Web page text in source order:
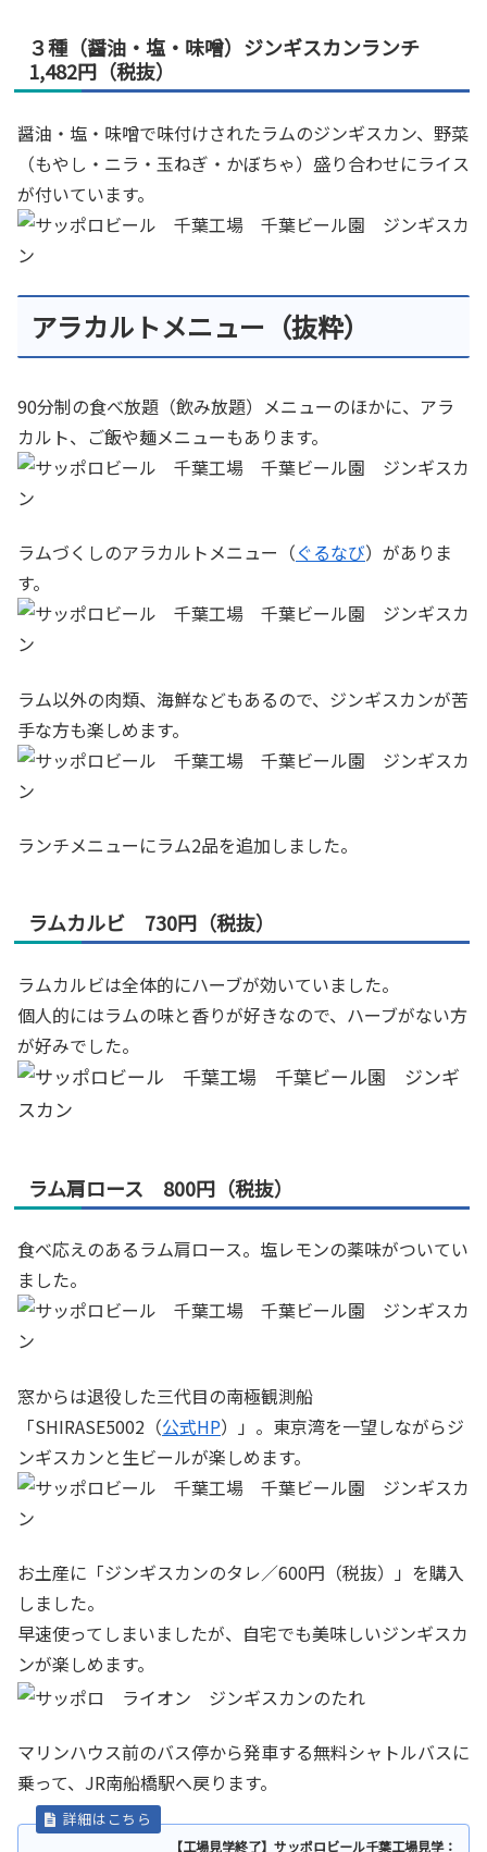
３種（醤油・塩・味噌）ジンギスカンランチ
1,482円（税抜）
醤油・塩・味噌で味付けされたラムのジンギスカン、野菜
（もやし・ニラ・玉ねぎ・かぼちゃ）盛り合わせにライス
が付いています。
アラカルトメニュー（抜粋）
90分制の食べ放題（飲み放題）メニューのほかに、アラ
カルト、ご飯や麺メニューもあります。
ラムづくしのアラカルトメニュー（ぐるなび）がありま
す。
ラム以外の肉類、海鮮などもあるので、ジンギスカンが苦
手な方も楽しめます。
ランチメニューにラム2品を追加しました。
ラムカルビ 730円（税抜）
ラムカルビは全体的にハーブが効いていました。
個人的にはラムの味と香りが好きなので、ハーブがない方
が好みでした。
ラム肩ロース 800円（税抜）
食べ応えのあるラム肩ロース。塩レモンの薬味がついてい
ました。
窓からは退役した三代目の南極観測船
「SHIRASE5002（公式HP）」。東京湾を一望しながらジ
ンギスカンと生ビールが楽しめます。
お土産に「ジンギスカンのタレ／600円（税抜）」を購入
しました。
早速使ってしまいましたが、自宅でも美味しいジンギスカ
ンが楽しめます。
マリンハウス前のバス停から発車する無料シャトルバスに
乗って、JR南船橋駅へ戻ります。
【工場見学終了】サッポロビール千葉工場見学：